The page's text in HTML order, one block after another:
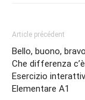
Article précédent
Bello, buono,
Che differenza
Esercizio
Elementare A1